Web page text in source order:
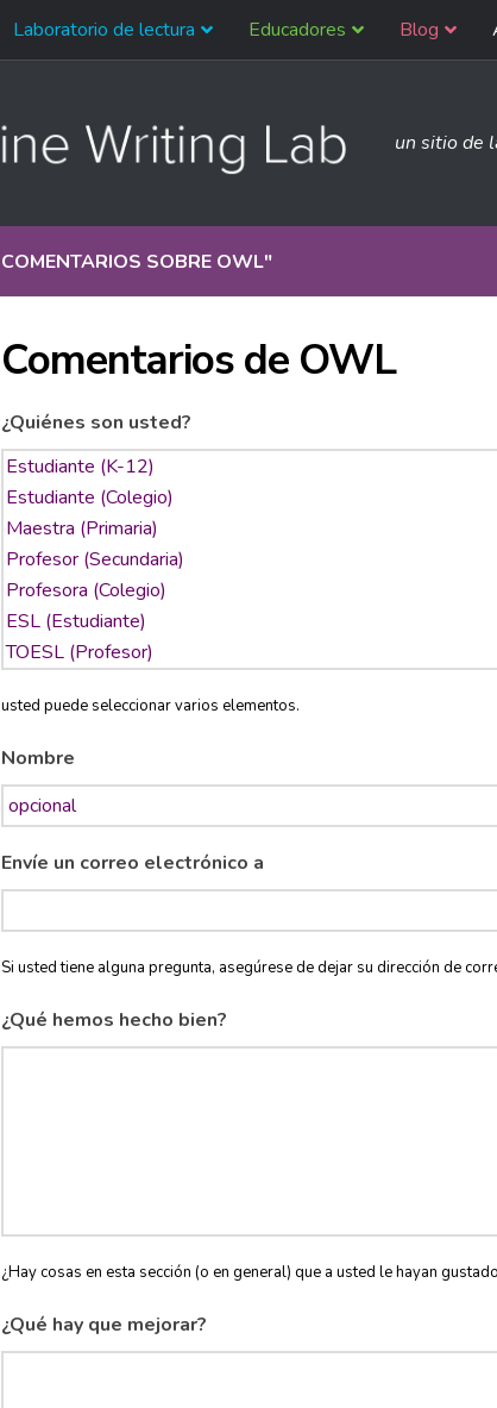
Laboratorio de lectura Educadores Blog
un sitio de
COMENTARIOS SOBRE OWL"
Comentarios de OWL
¿Quiénes son usted?
usted puede seleccionar varios elementos.
Nombre
Envíe un correo electrónico a
Si usted tiene alguna pregunta, asegúrese de dejar su dirección de
¿Qué hemos hecho bien?
¿Hay cosas en esta sección (o en general) que a usted le hayan
¿Qué hay que mejorar?